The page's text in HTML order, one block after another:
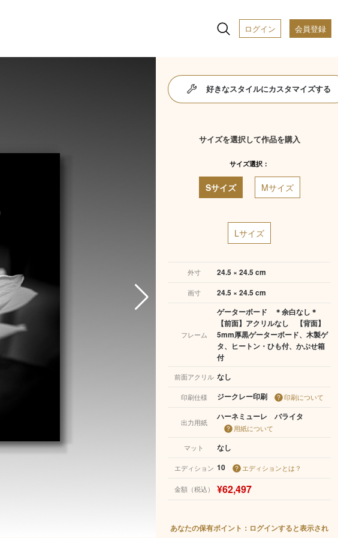
ログイン 会員登録
好きなスタイルにカスタマイズする
サイズを選択して作品を購入
サイズ選択：
Sサイズ Mサイズ
Lサイズ
外寸 24.5 × 24.5 cm
画寸 24.5 × 24.5 cm
フレーム
ゲーターボード ＊余白なし＊
【前面】アクリルなし 【背面】
5mm厚黒ゲーターボード、木製ゲ
タ、ヒートン・ひも付、かぶせ箱
付
前面アクリル なし
印刷仕様 ジークレー印刷 印刷について
出力用紙
ハーネミューレ バライタ
用紙について
マット
なし
エディション 10 エディションとは？
金額（税込） ¥62,497
あなたの保有ポイント：ログインすると表示され